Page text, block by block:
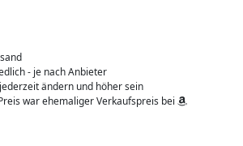
- je nach Anbieter
ändern und höher sein
war ehemaliger Verkaufspreis bei